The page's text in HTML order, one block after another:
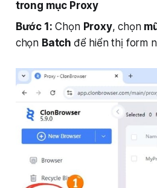
trong mục Proxy
Bước 1: Chọn Proxy, chọn
chọn Batch để hiển thị form